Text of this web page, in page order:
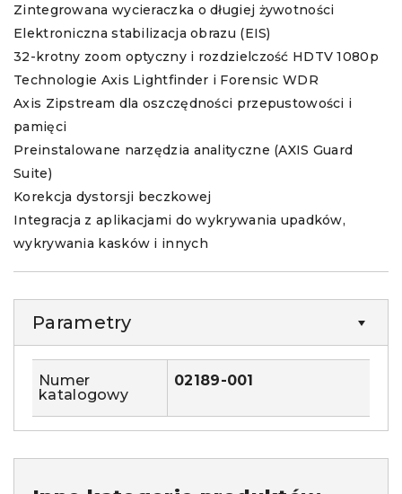
Zintegrowana wycieraczka o długiej żywotności
Elektroniczna stabilizacja obrazu (EIS)
32-krotny zoom optyczny i rozdzielczość HDTV 1080p
Technologie Axis Lightfinder i Forensic WDR
Axis Zipstream dla oszczędności przepustowości i
pamięci
Preinstalowane narzędzia analityczne (AXIS Guard
Suite)
Korekcja dystorsji beczkowej
Integracja z aplikacjami do wykrywania upadków,
wykrywania kasków i innych
Parametry
Numer
katalogowy
02189-001